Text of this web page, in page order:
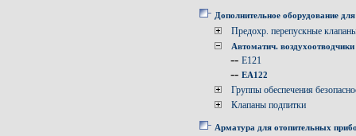
Дополнительное оборудование
Предохр. перепускные
Автоматич. воздухоотводчики
-- E121
-- EA122
Группы обеспечения
Клапаны подпитки
Арматура для отопительных